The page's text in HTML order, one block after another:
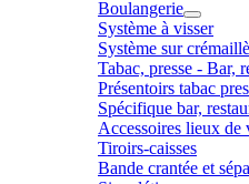
Boulangerie
Système à visser
Système sur
Tabac, presse - Bar,
Présentoirs tabac
Spécifique bar,
Accessoires lieux de
Tiroirs-caisses
Bande crantée et